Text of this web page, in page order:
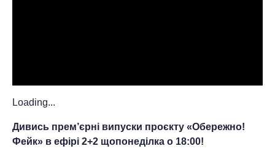
Loading...
Дивись прем’єрні випуски проєкту «Обережно!
Фейк» в ефірі 2+2 щопонеділка о 18:00!